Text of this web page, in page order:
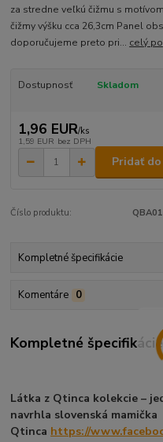
za stredne veľkú čižmu s
čižmy výšku cca 26,3cm Panel
doporučujeme preto pri... celý
Dostupnosť Skladom
1,96 EUR/ks
1,59 EUR bez DPH
Pridať
Číslo produktu:
Kompletné špecifikácie
Komentáre 0
Kompletné špecifikácie
Látka z Qtinca kolekcie –
navrhla slovenská mamička
Qtinca https://